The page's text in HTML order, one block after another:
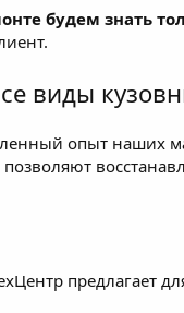
будем знать
виды
опыт наших
позволяют
предлагает